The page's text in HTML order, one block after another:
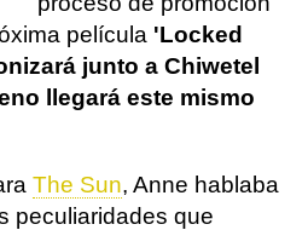
película 'Locked
junto a Chiwetel
llegará este mismo
The Sun, Anne hablaba
peculiaridades que